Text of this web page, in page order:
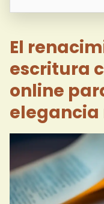
El
escritura
online